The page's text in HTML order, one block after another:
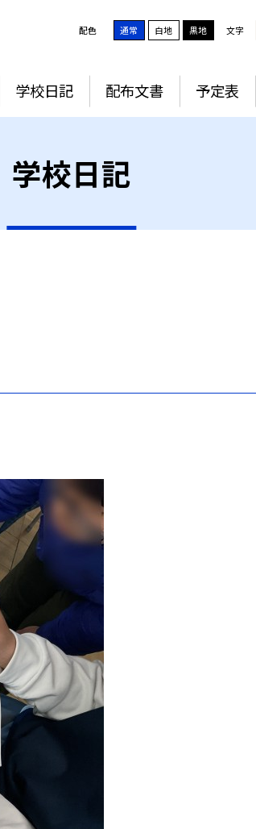
配色 通常 白地 黒地 文字
学校日記 配布文書 予定表
学校日記